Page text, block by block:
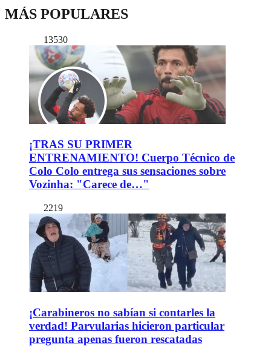
MÁS POPULARES
13530
¡TRAS SU PRIMER
ENTRENAMIENTO! Cuerpo Técnico de
Colo Colo entrega sus sensaciones sobre
Vozinha: "Carece de…"
2219
¡Carabineros no sabían si contarles la
verdad! Parvularias hicieron particular
pregunta apenas fueron rescatadas